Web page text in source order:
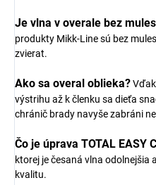
Je vlna v overale bez
produkty Mikk-Line sú bez
zvierat.
Ako sa overal oblieka?
výstrihu až k členku sa dieťa
chránič brady navyše zabráni
Čo je úprava TOTAL EASY
ktorej je česaná vlna odolnejšia
kvalitu.